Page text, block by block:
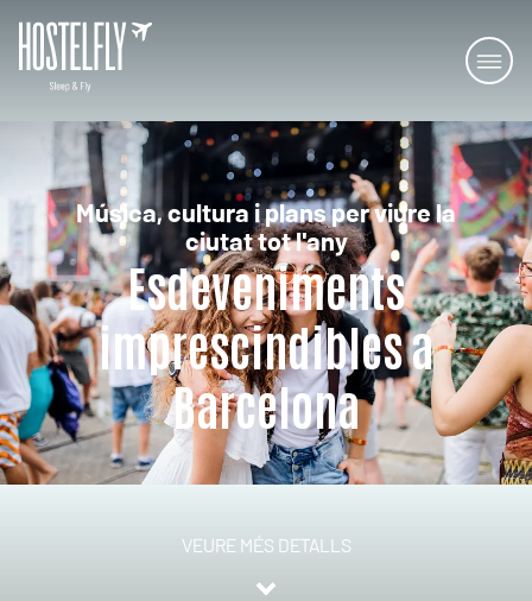
Música, cultura i plans per viure la
ciutat tot l'any
Esdeveniments
imprescindibles a
Barcelona
VEURE MÉS DETALLS